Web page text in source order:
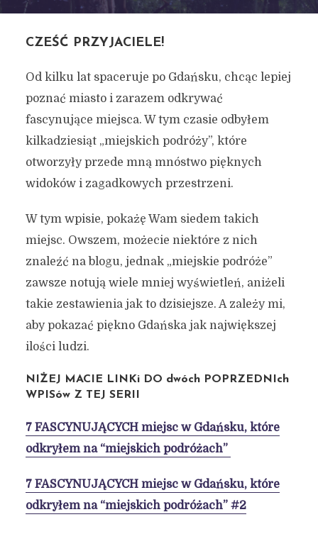
CZEŚĆ PRZYJACIELE!
Od kilku lat spaceruje po Gdańsku, chcąc lepiej
poznać miasto i zarazem odkrywać
fascynujące miejsca. W tym czasie odbyłem
kilkadziesiąt „miejskich podróży”, które
otworzyły przede mną mnóstwo pięknych
widoków i zagadkowych przestrzeni.
W tym wpisie, pokażę Wam siedem takich
miejsc. Owszem, możecie niektóre z nich
znaleźć na blogu, jednak „miejskie podróże”
zawsze notują wiele mniej wyświetleń, aniżeli
takie zestawienia jak to dzisiejsze. A zależy mi,
aby pokazać piękno Gdańska jak największej
ilości ludzi.
NIŻEJ MACIE LINKi DO dwóch POPRZEDNIch
WPISów Z TEJ SERII
7 FASCYNUJĄCYCH miejsc w Gdańsku, które
odkryłem na “miejskich podróżach”
7 FASCYNUJĄCYCH miejsc w Gdańsku, które
odkryłem na “miejskich podróżach” #2